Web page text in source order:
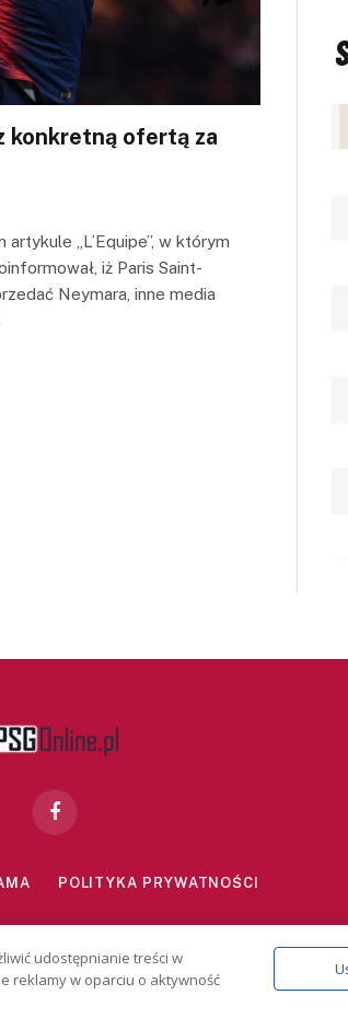
konkretną ofertą za
artykule „L’Equipe”, w którym
iż Paris Saint-
Neymara, inne media
Facebook
POLITYKA PRYWATNOŚCI
udostępnianie treści w
reklamy w oparciu o aktywność